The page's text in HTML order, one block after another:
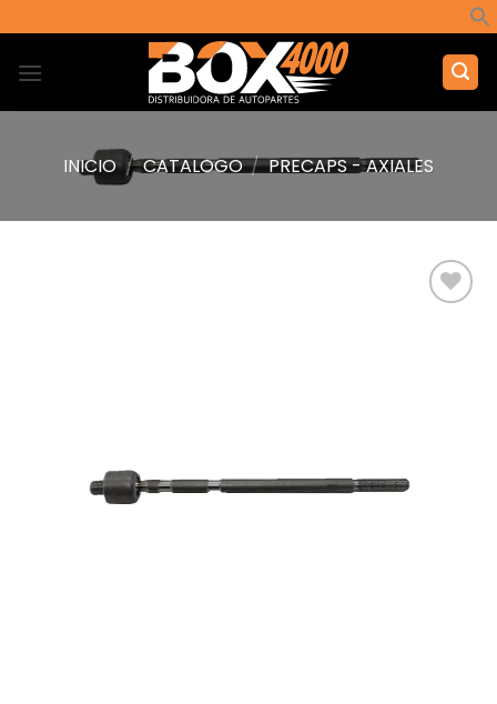
al
contenido
INICIO / CATALOGO / PRECAPS - AXIALES